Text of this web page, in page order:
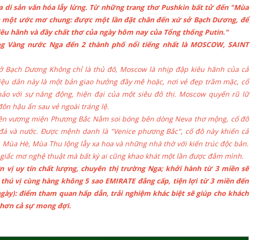
sản văn hóa lẫy lừng. Từ những trang thơ Pushkin bất tử đến "Mùa
ước mơ chung: được một lần đặt chân đến xứ sở Bạch Dương, để
hãnh và đầy chất thơ của ngày hôm nay của Tổng thống Putin."
Vàng nước Nga đến 2 thành phố nổi tiếng nhất là MOSCOW, SAINT
Dương Không chỉ là thủ đô, Moscow là nhịp đập kiêu hãnh của cả
dân này là một bản giao hưởng đầy mê hoặc, nơi vẻ đẹp trầm mặc, cổ
với sự năng động, hiện đại của một siêu đô thị. Moscow quyến rũ lữ
hậu ẩn sau vẻ ngoài tráng lệ.
vương miện Phương Bắc Nằm soi bóng bên dòng Neva thơ mộng, cố đô
và nước. Được mệnh danh là "Venice phương Bắc", cố đô này khiến cả
Hè, Mùa Thu lộng lẫy xa hoa và những nhà thờ với kiến trúc độc bản.
mơ nghệ thuật mà bất kỳ ai cũng khao khát một lần được đắm mình.
vị uy tín chất lượng, chuyên thị trường Nga; khởi hành từ 3 miền sẽ
vị cùng hàng không 5 sao EMIRATE đẳng cấp, tiện lợi từ 3 miền đến
điểm tham quan hấp dẫn, trải nghiệm khác biệt sẽ giúp cho khách
cả sự mong đợi.